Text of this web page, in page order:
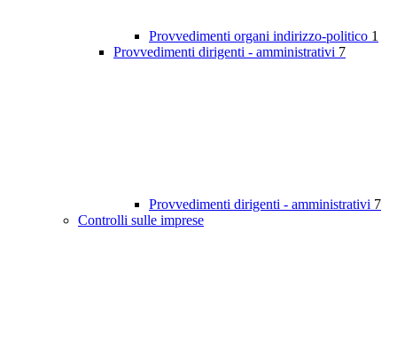
Provvedimenti organi indirizzo-politico 1
Provvedimenti dirigenti - amministrativi 7
Provvedimenti dirigenti - amministrativi 7
Controlli sulle imprese